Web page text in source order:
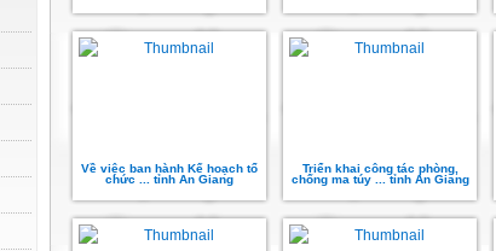
Về việc ban hành Kế hoạch tổ
chức ... tỉnh An Giang
Triển khai công tác phòng,
chống ma túy ... tỉnh An Giang